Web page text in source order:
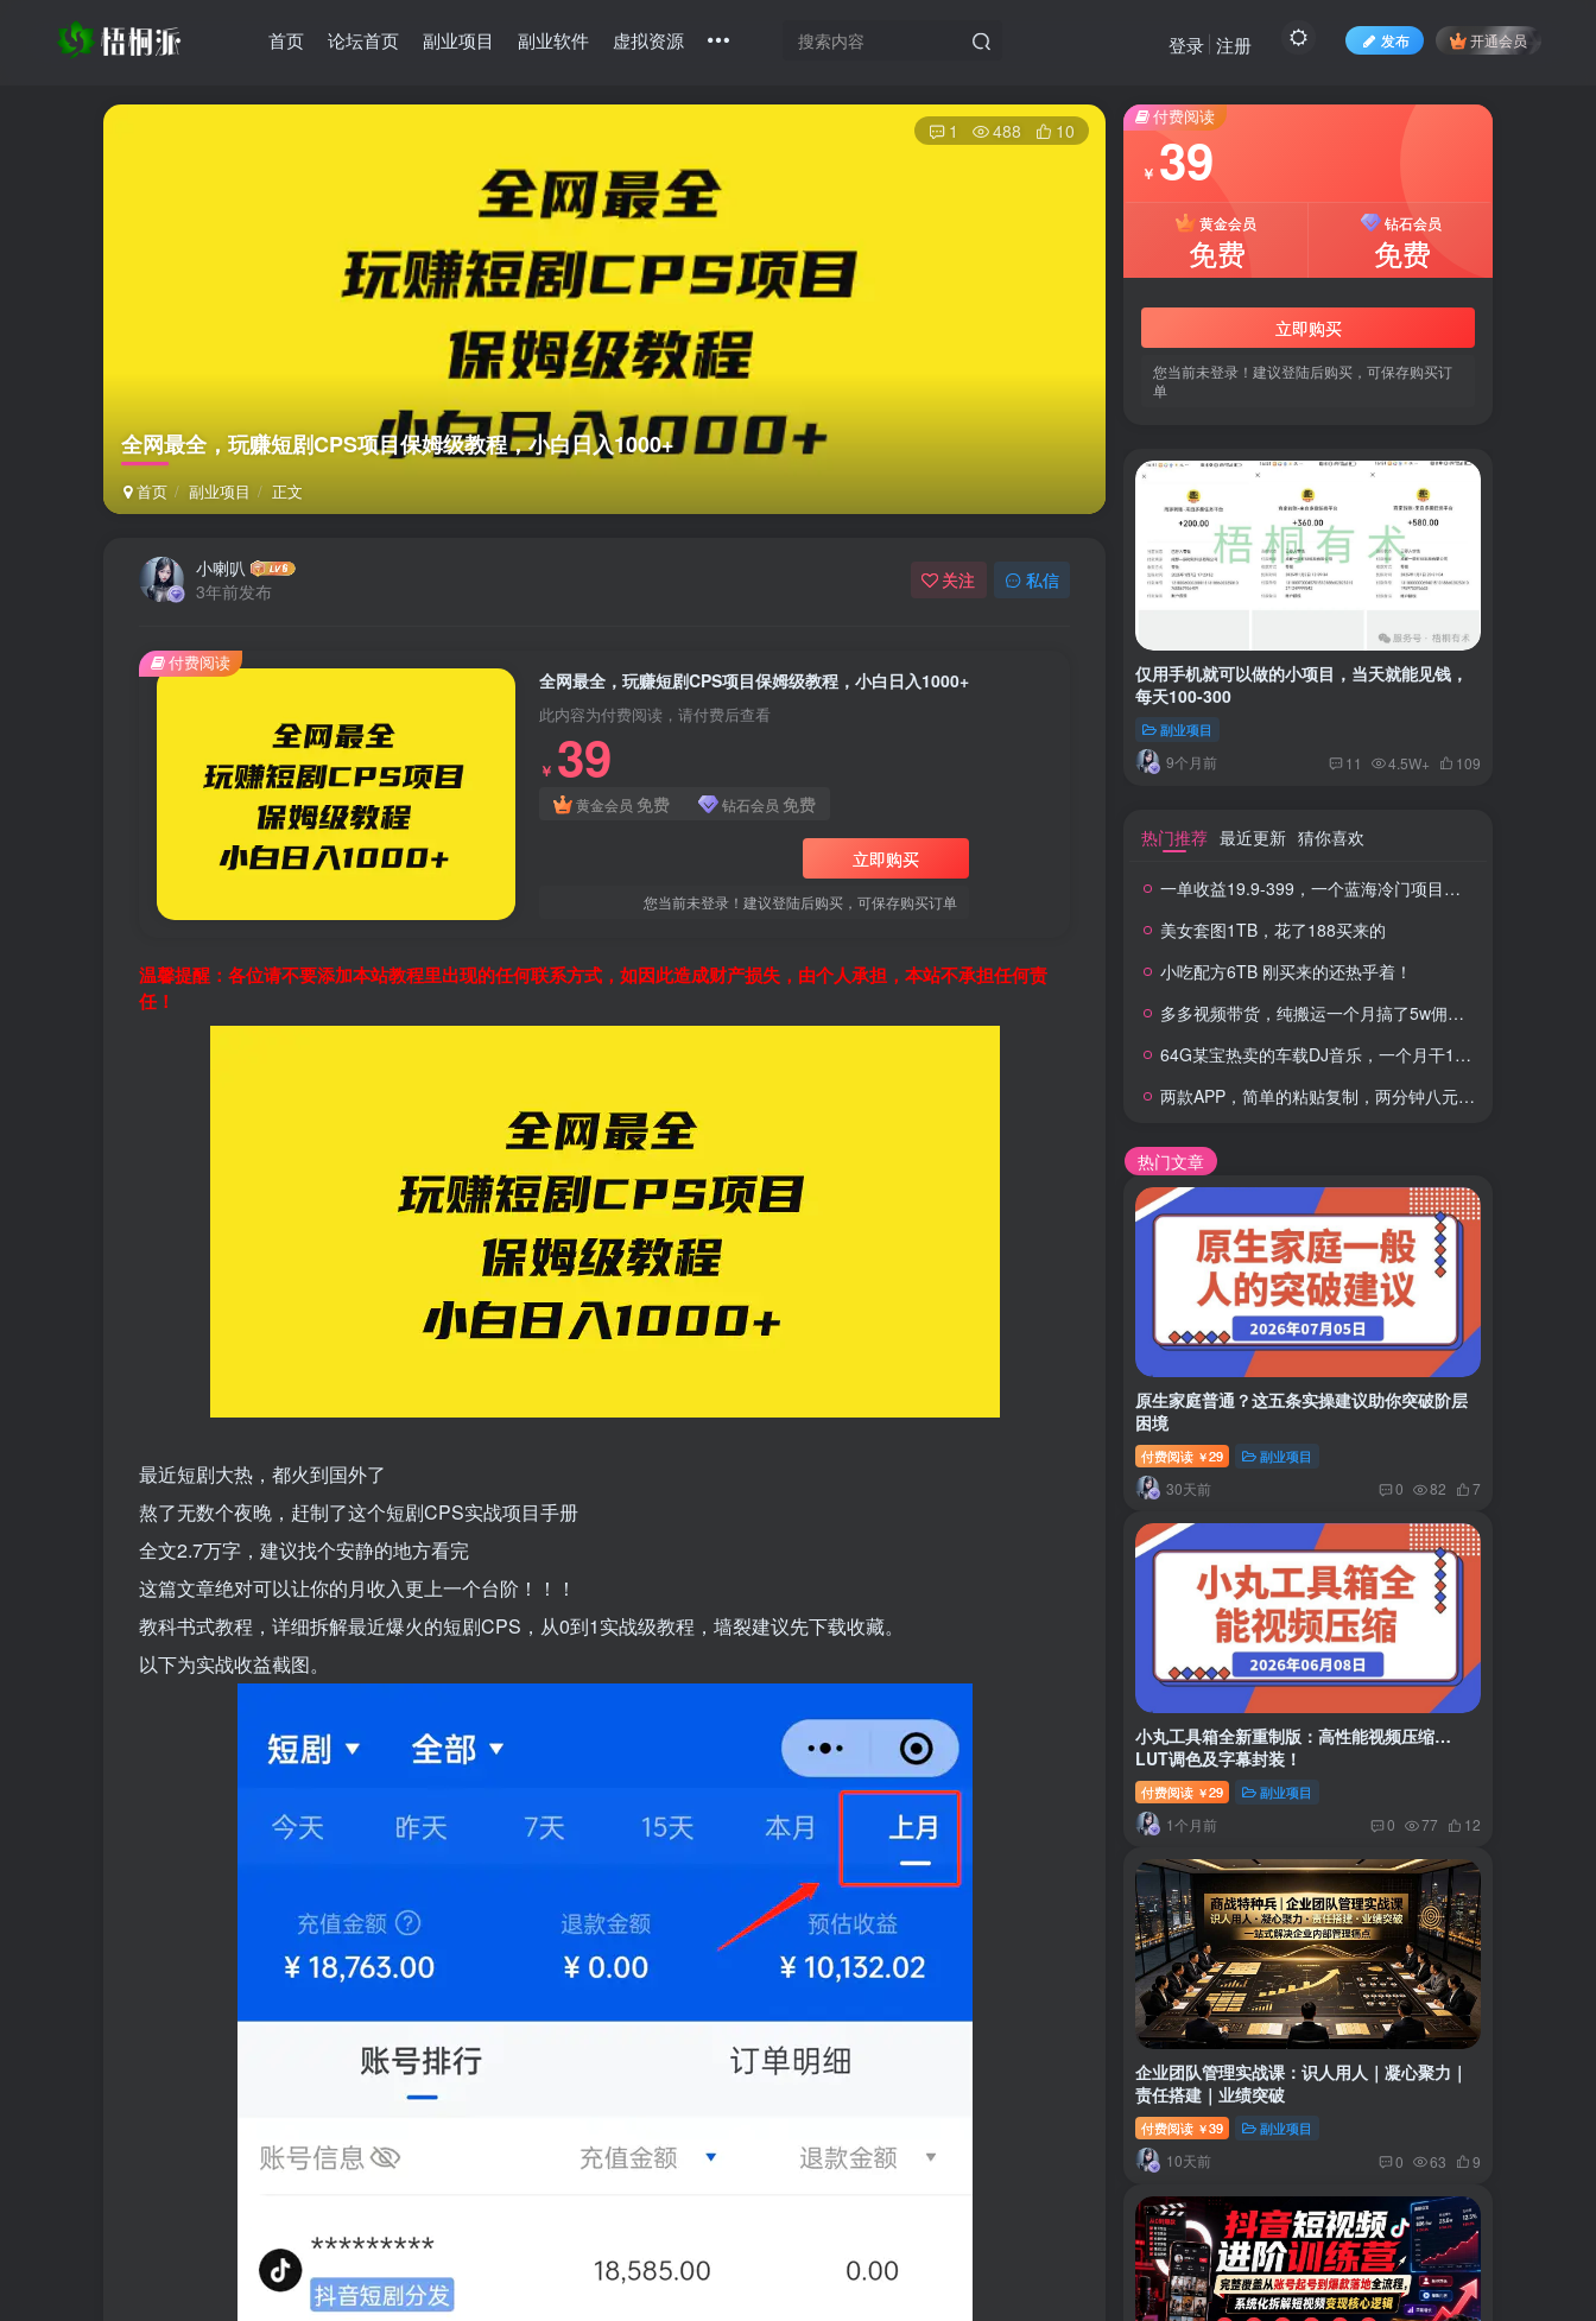
首页 论坛首页 副业项目 副业软件 虚拟资源 发布 开通会员
登录 注册
全网最全，玩赚短剧CPS项目保姆级教程，小白日入1000+
首页 副业项目 正文
1 488 10
小喇叭
3年前发布
关注 私信
全网最全，玩赚短剧CPS项目保姆级教程，小白日入1000+
此内容为付费阅读，请付费后查看
￥ 39
黄金会员 免费 钻石会员 免费
立即购买
您当前未登录！建议登陆后购买，可保存购买订单
付费阅读
温馨提醒：各位请不要添加本站教程里出现的任何联系方式，如因此造成财产损失，由个人承担，本站不承担任何责
任！
最近短剧大热，都火到国外了
熬了无数个夜晚，赶制了这个短剧CPS实战项目手册
全文2.7万字，建议找个安静的地方看完
这篇文章绝对可以让你的月收入更上一个台阶！！！
教科书式教程，详细拆解最近爆火的短剧CPS，从0到1实战级教程，墙裂建议先下载收藏。
以下为实战收益截图。
付费阅读
￥ 39
黄金会员
免费
钻石会员
免费
立即购买
您当前未登录！建议登陆后购买，可保存购买订
单
仅用手机就可以做的小项目，当天就能见钱，
每天100-300
副业项目
9个月前 11 4.5W+ 109
热门推荐 最近更新 猜你喜欢
一单收益19.9-399，一个蓝海冷门项目，在小红书上卖人事虚拟资料
美女套图1TB，花了188买来的
小吃配方6TB 刚买来的还热乎着！
多多视频带货，纯搬运一个月搞了5w佣金，小白也能操作
64G某宝热卖的车载DJ音乐，一个月干100W+利润
两款APP，简单的粘贴复制，两分钟八元钱，无限做，执行就有收入
热门文章
原生家庭普通？这五条实操建议助你突破阶层
困境
付费阅读 ￥29 副业项目
30天前 0 82 7
小丸工具箱全新重制版：高性能视频压缩…
LUT调色及字幕封装！
付费阅读 ￥29 副业项目
1个月前 0 77 12
企业团队管理实战课：识人用人｜凝心聚力｜
责任搭建｜业绩突破
付费阅读 ￥39 副业项目
10天前 0 63 9